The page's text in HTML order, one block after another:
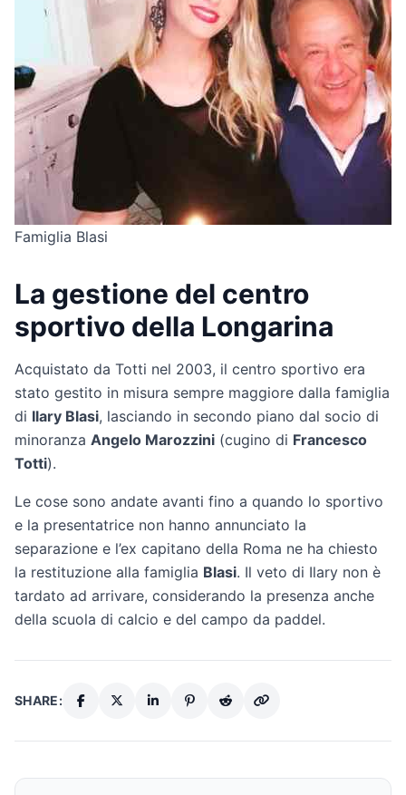
Famiglia Blasi
La gestione del centro
sportivo della Longarina
Acquistato da Totti nel 2003, il centro sportivo era
stato gestito in misura sempre maggiore dalla famiglia
di Ilary Blasi, lasciando in secondo piano dal socio di
minoranza Angelo Marozzini (cugino di Francesco
Totti).
Le cose sono andate avanti fino a quando lo sportivo
e la presentatrice non hanno annunciato la
separazione e l’ex capitano della Roma ne ha chiesto
la restituzione alla famiglia Blasi. Il veto di Ilary non è
tardato ad arrivare, considerando la presenza anche
della scuola di calcio e del campo da paddel.
SHARE: